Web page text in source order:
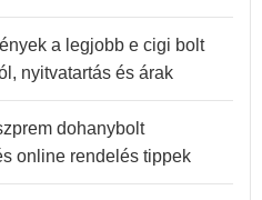
a legjobb e cigi bolt
nyitvatartás és árak
dohanybolt
online rendelés tippek